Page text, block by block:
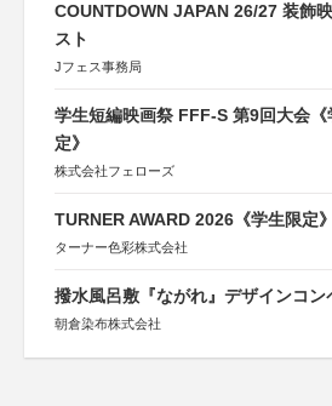
COUNTDOWN JAPAN 26/27 装飾
スト
Jフェス事務局
学生短編映画祭 FFF-S 第9回大会《
定》
株式会社フェローズ
TURNER AWARD 2026《学生限定》
ターナー色彩株式会社
撥水風呂敷『ながれ』デザインコン
朝倉染布株式会社